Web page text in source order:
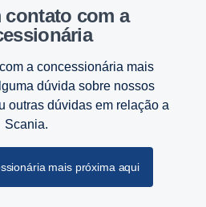
a concessionária mais
dúvida sobre nossos
outras dúvidas em relação a
Scania.
mais próxima aqui